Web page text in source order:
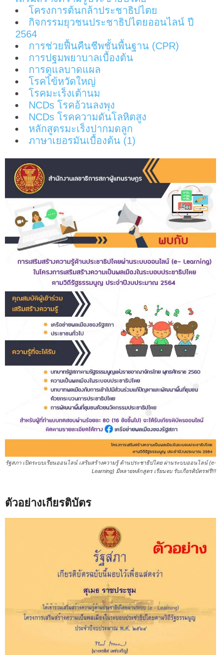
โครงการต้นกล้าประชาธิปไตย
กิจกรรมยุวชนประชาธิปไตยออนไลน์ ปี
2564
การช่วยฟื้นคืนชีพชั้นพื้นฐาน (CPR)
การปฐมพยาบาลเบื้องต้น
การดูแลบาดแผล
โรคไข้หวัดใหญ่
โรคมะเร็งเต้านม
NCDs โรคอ้วนลงพุง
NCDs โรคความดันโลหิตสูง
หลักสูตรมะเร็งปากมดลูก
ภาษาเยอรมันเบื้องต้น (1)
รัฐสภา เปิดระบบเรียนออนไลน์ เสริมสร้างความรู้ ด้านประชาธิปไตย ผ่านระบบออนไลน์ (e-
Learning) มีหลายหลักสูตร เรียนจบ รับเกียรติ​บัตรฟรี!!!
ตัวอย่างเกียรติบัตร